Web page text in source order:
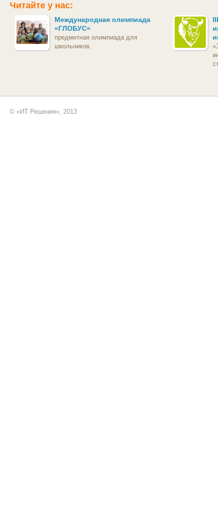
Читайте у нас:
Международная олимпиада
«ГЛОБУС»
предметная олимпиада для
школьников.
© «ИТ Решения», 2013